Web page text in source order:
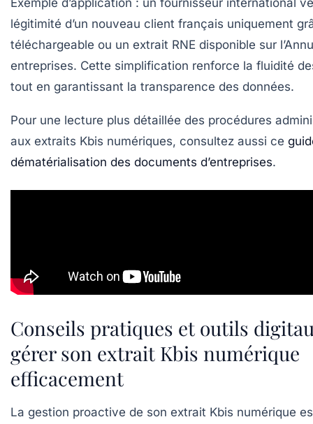
légitimité d’un nouveau client français uniquement
téléchargeable ou un extrait RNE disponible sur
entreprises. Cette simplification renforce la fluidité
tout en garantissant la transparence des données.
Pour une lecture plus détaillée des procédures
aux extraits Kbis numériques, consultez aussi ce
dématérialisation des documents d’entreprises.
Conseils pratiques et outils
gérer son extrait Kbis numérique
efficacement
La gestion proactive de son extrait Kbis numérique